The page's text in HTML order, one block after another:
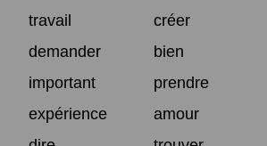
travail
créer
demander
bien
important
prendre
expérience
amour